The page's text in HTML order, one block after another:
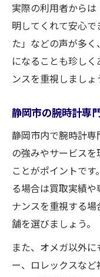
実際の利用者から
明してくれて安心
た」などの声が多
になることも珍し
ンスを重視しましょ
静岡市の腕時計専
静岡市内で腕時計
の強みやサービス
ことがポイントで
る場合は買取実績
ナンスを重視する
舗を選びましょう。
また、オメガ以外
ー、ロレックスな